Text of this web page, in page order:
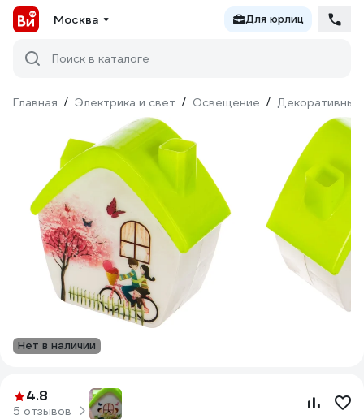
Москва Для юрлиц
Поиск в каталоге
Главная / Электрика и свет / Освещение / Декоративный
Нет в наличии
4.8
5 отзывов